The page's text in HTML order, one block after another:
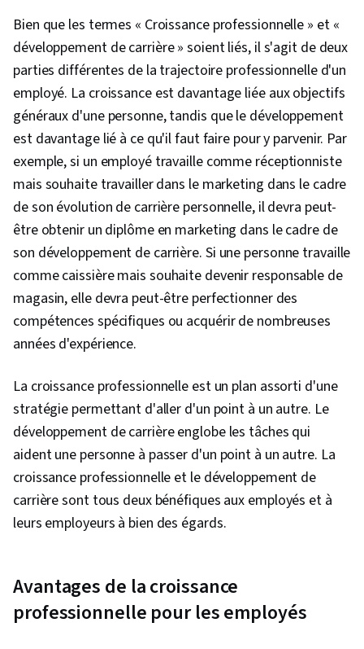
Bien que les termes « Croissance professionnelle » et «
développement de carrière » soient liés, il s'agit de deux
parties différentes de la trajectoire professionnelle d'un
employé. La croissance est davantage liée aux objectifs
généraux d'une personne, tandis que le développement
est davantage lié à ce qu'il faut faire pour y parvenir. Par
exemple, si un employé travaille comme réceptionniste
mais souhaite travailler dans le marketing dans le cadre
de son évolution de carrière personnelle, il devra peut-
être obtenir un diplôme en marketing dans le cadre de
son développement de carrière. Si une personne travaille
comme caissière mais souhaite devenir responsable de
magasin, elle devra peut-être perfectionner des
compétences spécifiques ou acquérir de nombreuses
années d'expérience.
La croissance professionnelle est un plan assorti d'une
stratégie permettant d'aller d'un point à un autre. Le
développement de carrière englobe les tâches qui
aident une personne à passer d'un point à un autre. La
croissance professionnelle et le développement de
carrière sont tous deux bénéfiques aux employés et à
leurs employeurs à bien des égards.
Avantages de la croissance
professionnelle pour les employés